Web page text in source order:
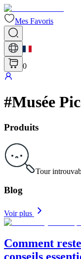
Mes Favoris
0
#Musée
Produits
Tour
Blog
Voir plus
Comment